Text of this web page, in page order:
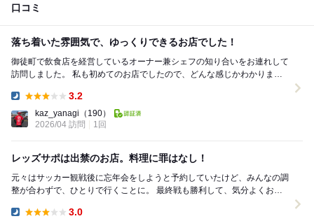
口コミ
落ち着いた雰囲気で、ゆっくりできるお店でした！
御徒町で飲食店を経営しているオーナー兼シェフの知り合いをお連れして
訪問しました。 私も初めてのお店でしたので、どんな感じかわかりませ
3.2
kaz_yanagi （190）
2026/04 訪問
1回
レッズサポは出禁のお店。料理に罪はなし！
元々はサッカー観戦後に忘年会をしようと予約していたけど、みんなの調
整が合わずで、ひとりで行くことに。 最終戦も勝利して、気分よくお店
3.0